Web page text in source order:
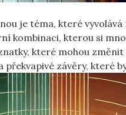
je téma, které vyvolává
kombinaci, kterou si
které mohou
závěry, které